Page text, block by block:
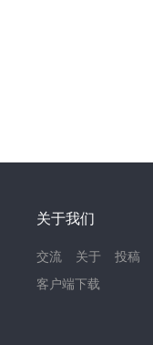
关于我们
交流 关于
投稿
客户端下载